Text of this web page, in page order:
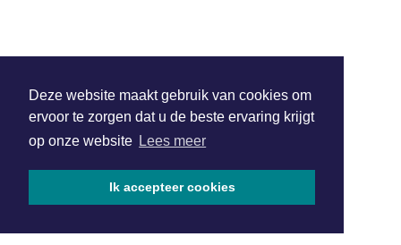
Deze website maakt gebruik van cookies om
ervoor te zorgen dat u de beste ervaring krijgt
op onze website Lees meer
Ik accepteer cookies